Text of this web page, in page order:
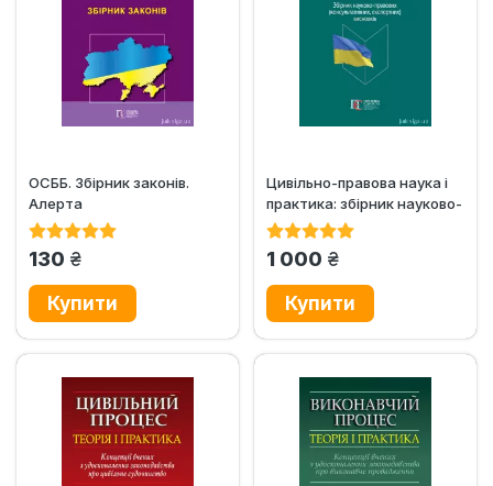
ОСББ. Збірник законів.
Алерта
130 грн.
Цивільно-правова наука і
практика: збірник науково-
правових...
1 000 грн.